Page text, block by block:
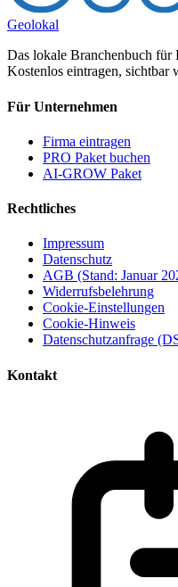
Geolokal
Das lokale Branchenbuch für
Kostenlos eintragen, sichtbar
Für Unternehmen
Firma eintragen
PRO Paket buchen
AI-GROW Paket
Rechtliches
Impressum
Datenschutz
AGB (Stand: Januar
Widerrufsbelehrung
Cookie-Einstellungen
Cookie-Hinweis
Datenschutzanfrage
Kontakt